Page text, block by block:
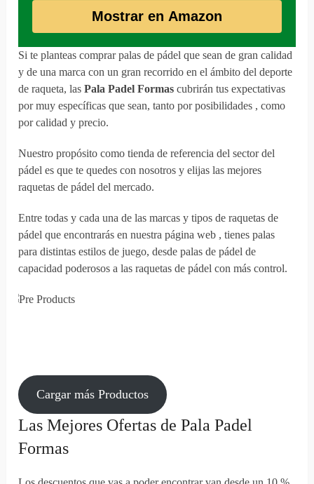
Mostrar en Amazon
Si te planteas comprar palas de pádel que sean de gran calidad
y de una marca con un gran recorrido en el ámbito del deporte
de raqueta, lasPala Padel Formas cubrirán tus expectativas
por muy específicas que sean, tanto por posibilidades , como
por calidad y precio.
Nuestro propósito como tienda de referencia del sector del
pádel es que te quedes con nosotros y elijas las mejores
raquetas de pádel del mercado.
Entre todas y cada una de las marcas y tipos de raquetas de
pádel que encontrarás en nuestra página web , tienes palas
para distintas estilos de juego, desde palas de pádel de
capacidad poderosos a las raquetas de pádel con más control.
Cargar más Productos
Las Mejores Ofertas de Pala Padel
Formas